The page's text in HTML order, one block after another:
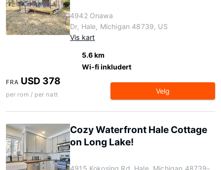
4942 Onawa
Dr, Hale, Michigan 48739, US
Vis kart
5.6 km
Wi-fi inkludert
FRA USD 378
per rom / per natt Velg
Cozy Waterfront Hale Cottage
on Long Lake!
4915 Kokosing Rd, Hale, Michigan 48739-